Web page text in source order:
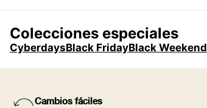
Colecciones especiales
CyberdaysBlack FridayBlack Weekend
Cambios fáciles